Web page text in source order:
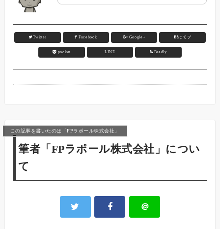
Twitter Facebook Google+ B!はてブ
pocket LINE Feedly
この記事を書いたのは「FPラポール株式会社」
筆者「FPラポール株式会社」につい
て
＠